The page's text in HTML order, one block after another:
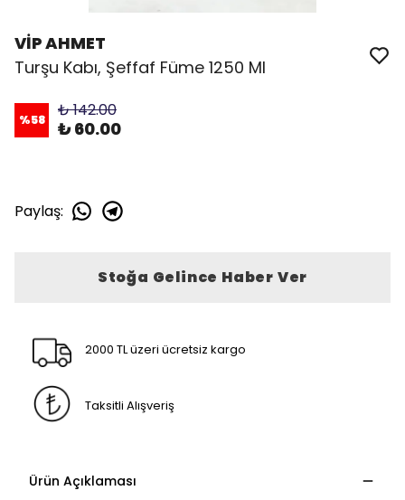
VİP AHMET
Turşu Kabı, Şeffaf Füme 1250 Ml
%58 ₺ 142.00
₺ 60.00
Paylaş:
Stoğa Gelince Haber Ver
2000 TL üzeri ücretsiz kargo
Taksitli Alışveriş
Ürün Açıklaması